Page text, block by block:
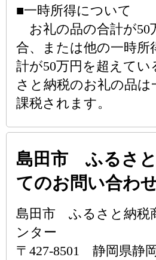
■一時所得について
お礼の品の合計が50
合、または他の一時所
計が50万円を超えてい
さと納税のお礼の品は
課税されます。
島田市 ふるさ
てのお問い合わ
島田市 ふるさと納税
ンター
〒427-8501 静岡県静